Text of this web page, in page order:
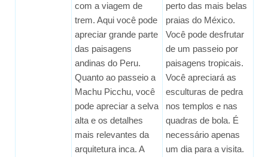
com a viagem de
trem. Aqui você pode
apreciar grande parte
das paisagens
andinas do Peru.
Quanto ao passeio a
Machu Picchu, você
pode apreciar a selva
alta e os detalhes
mais relevantes da
arquitetura inca. A
perto das mais belas
praias do México.
Você pode desfrutar
de um passeio por
paisagens tropicais.
Você apreciará as
esculturas de pedra
nos templos e nas
quadras de bola. É
necessário apenas
um dia para a visita.